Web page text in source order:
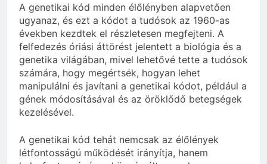
A genetikai kód minden élőlényben alapvetően
ugyanaz, és ezt a kódot a tudósok az 1960-as
években kezdtek el részletesen megfejteni. A
felfedezés óriási áttörést jelentett a biológia és a
genetika világában, mivel lehetővé tette a tudósok
számára, hogy megértsék, hogyan lehet
manipulálni és javítani a genetikai kódot, például a
gének módosításával és az öröklődő betegségek
kezelésével.
A genetikai kód tehát nemcsak az élőlények
létfontosságú működését irányítja, hanem